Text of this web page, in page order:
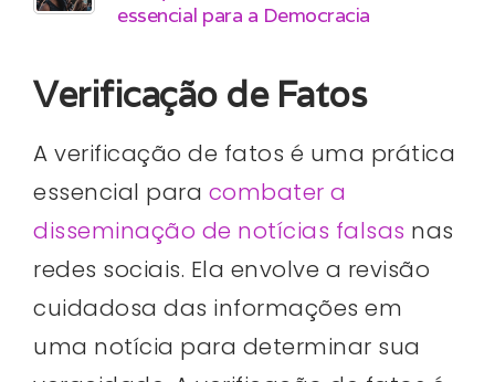
essencial para a Democracia
Verificação de Fatos
A verificação de fatos é uma prática
essencial para combater a
disseminação de notícias falsas nas
redes sociais. Ela envolve a revisão
cuidadosa das informações em
uma notícia para determinar sua